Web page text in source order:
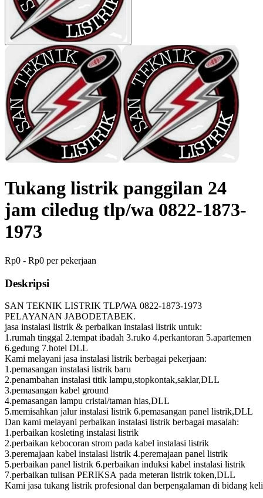
Tukang listrik panggilan 24
jam ciledug tlp/wa 0822-1873-
1973
Rp0 - Rp0 per pekerjaan
Deskripsi
SAN TEKNIK LISTRIK TLP/WA 0822-1873-1973
PELAYANAN JABODETABEK.
jasa instalasi listrik & perbaikan instalasi listrik untuk:
1.rumah tinggal 2.tempat ibadah 3.ruko 4.perkantoran 5.apartemen
6.gedung 7.hotel DLL
Kami melayani jasa instalasi listrik berbagai pekerjaan:
1.pemasangan instalasi listrik baru
2.penambahan instalasi titik lampu,stopkontak,saklar,DLL
3.pemasangan kabel ground
4.pemasangan lampu cristal/taman hias,DLL
5.memisahkan jalur instalasi listrik 6.pemasangan panel listrik,DLL
Dan kami melayani perbaikan instalasi listrik berbagai masalah:
1.perbaikan kosleting instalasi listrik
2.perbaikan kebocoran strom pada kabel instalasi listrik
3.peremajaan kabel instalasi listrik 4.peremajaan panel listrik
5.perbaikan panel listrik 6.perbaikan induksi kabel instalasi listrik
7.perbaikan tulisan PERIKSA pada meteran listrik token,DLL
Kami jasa tukang listrik profesional dan berpengalaman di bidang